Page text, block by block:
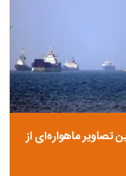
تصاویر ماهواره‌ای از